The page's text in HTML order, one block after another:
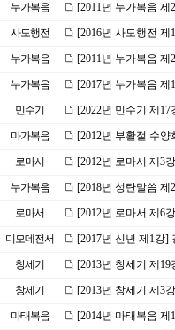
누가복음 [2011년 누가복음
사도행전 [2016년 사도행전
누가복음 [2011년 누가복음
누가복음 [2017년 누가복음
민수기 [2022년 민수기 제
마가복음 [2012년 부활절 수
로마서 [2012년 로마서 제3
누가복음 [2018년 성탄말씀
로마서 [2012년 로마서 제6
디모데전서 [2017년 신년 제1강]
창세기 [2013년 창세기 제
창세기 [2013년 창세기 제3
마태복음 [2014년 마태복음